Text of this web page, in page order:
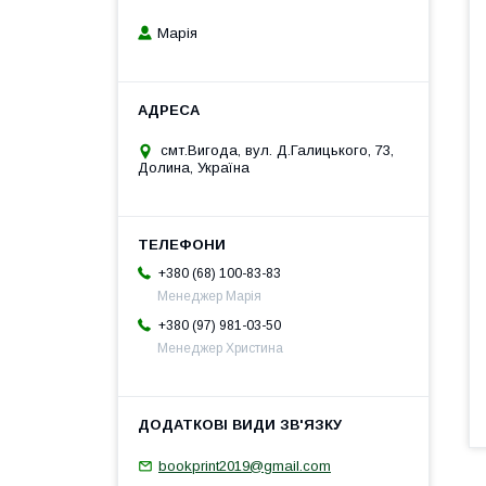
Марія
смт.Вигода, вул. Д.Галицького, 73,
Долина, Україна
+380 (68) 100-83-83
Менеджер Марія
+380 (97) 981-03-50
Менеджер Христина
bookprint2019@gmail.com